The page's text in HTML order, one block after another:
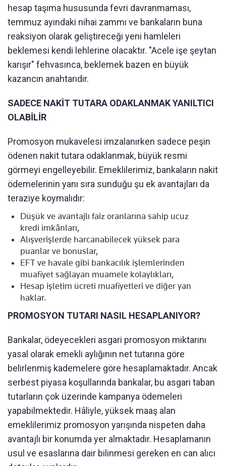
hesap taşıma hususunda fevri davranmaması,
temmuz ayındaki nihai zammı ve bankaların buna
reaksiyon olarak geliştireceği yeni hamleleri
beklemesi kendi lehlerine olacaktır. "Acele işe şeytan
karışır" fehvasınca, beklemek bazen en büyük
kazancın anahtarıdır.
SADECE NAKİT TUTARA ODAKLANMAK YANILTICI
OLABİLİR
Promosyon mukavelesi imzalanırken sadece peşin
ödenen nakit tutara odaklanmak, büyük resmi
görmeyi engelleyebilir. Emeklilerimiz, bankaların nakit
ödemelerinin yanı sıra sunduğu şu ek avantajları da
teraziye koymalıdır:
Düşük ve avantajlı faiz oranlarına sahip ucuz
kredi imkânları,
Alışverişlerde harcanabilecek yüksek para
puanlar ve bonuslar,
EFT ve havale gibi bankacılık işlemlerinden
muafiyet sağlayan muamele kolaylıkları,
Hesap işletim ücreti muafiyetleri ve diğer yan
haklar.
PROMOSYON TUTARI NASIL HESAPLANIYOR?
Bankalar, ödeyecekleri asgari promosyon miktarını
yasal olarak emekli aylığının net tutarına göre
belirlenmiş kademelere göre hesaplamaktadır. Ancak
serbest piyasa koşullarında bankalar, bu asgari taban
tutarların çok üzerinde kampanya ödemeleri
yapabilmektedir. Hâliyle, yüksek maaş alan
emeklilerimiz promosyon yarışında nispeten daha
avantajlı bir konumda yer almaktadır. Hesaplamanın
usul ve esaslarına dair bilinmesi gereken en can alıcı